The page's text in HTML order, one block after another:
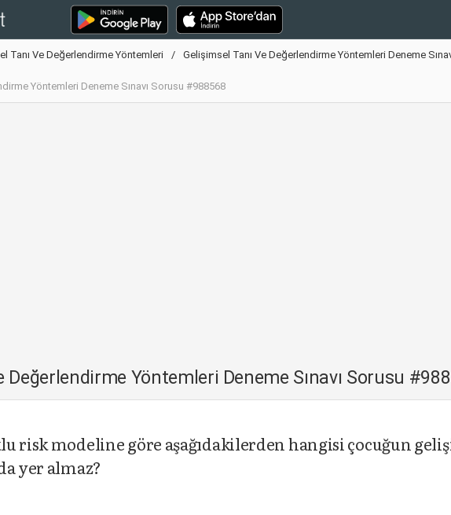
Tanı Ve Değerlendirme Yöntemleri Gelişimsel Tanı Ve Değerlendirme Yöntemleri Deneme
Yöntemleri Deneme Sınavı Sorusu #988568
Değerlendirme Yöntemleri Deneme Sınavı Sorusu
risk modeline göre aşağıdakilerden hangisi çocuğun
yer almaz?